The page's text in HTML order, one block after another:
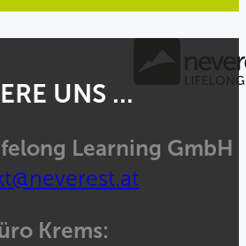
UNS ...
Learning GmbH
Krems: